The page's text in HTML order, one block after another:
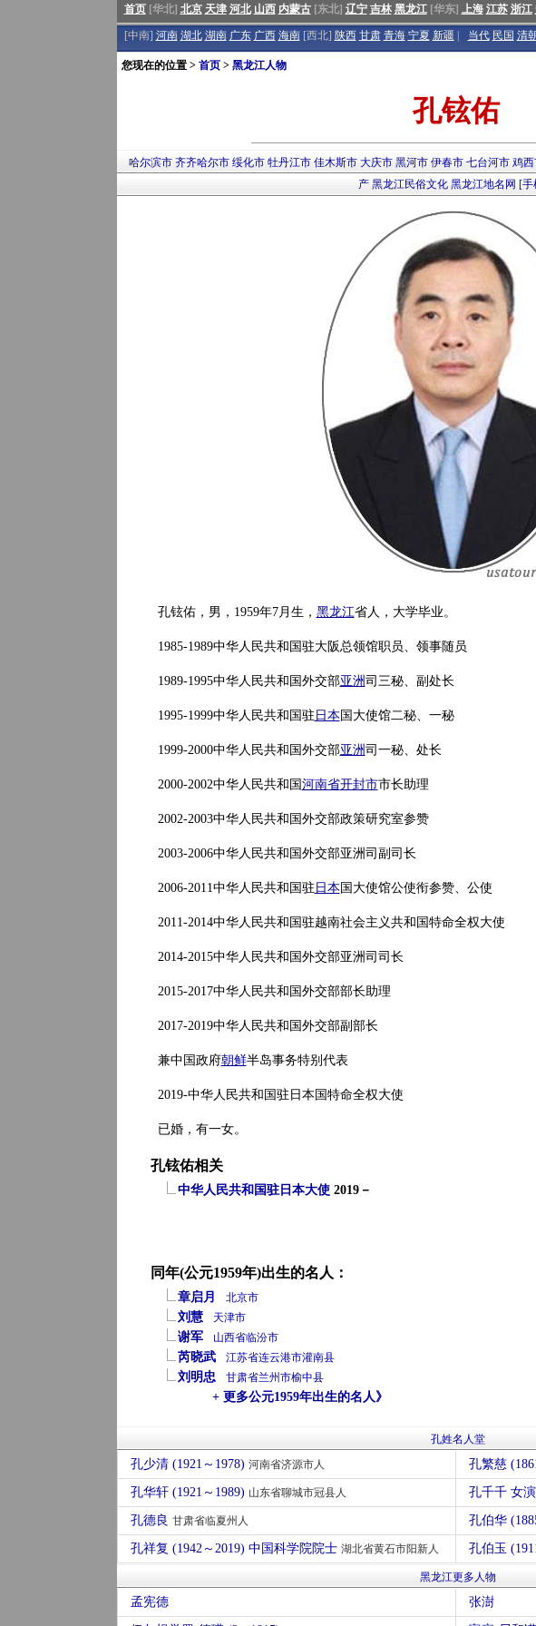
首页[华北] 北京 天津 河北 山西 内蒙古[东北] 辽宁 吉林 黑龙江[华东] 上海 江苏 浙江
[中南] 河南 湖北 湖南 广东 广西 海南[西北] 陕西 甘肃 青海 宁夏 新疆 当代 民国 清朝
您现在的位置 > 首页> 黑龙江人物
孔铉佑
哈尔滨市 齐齐哈尔市 绥化市 牡丹江市 佳木斯市 大庆市 黑河市 伊春市 七台河市 鸡
产 黑龙江民俗文化 黑龙江地名网 [手
孔铉佑，男，1959年7月生， 黑龙江省人，大学毕业。
1985-1989中华人民共和国驻大阪总领馆职员、领事随员
1989-1995中华人民共和国外交部亚洲司三秘、副处长
1995-1999中华人民共和国驻 日本 国大使馆二秘、一秘
1999-2000中华人民共和国外交部亚洲司一秘、处长
2000-2002中华人民共和国 河南省开封市市长助理
2002-2003中华人民共和国外交部政策研究室参赞
2003-2006中华人民共和国外交部亚洲司副司长
2006-2011中华人民共和国驻 日本 国大使馆公使衔参赞、公使
2011-2014中华人民共和国驻越南社会主义共和国特命全权大使
2014-2015中华人民共和国外交部亚洲司司长
2015-2017中华人民共和国外交部部长助理
2017-2019中华人民共和国外交部副部长
兼中国政府朝鲜半岛事务特别代表
2019-中华人民共和国驻日本国特命全权大使
已婚，有一女。
孔铉佑相关
中华人民共和国驻日本大使2019－
同年(公元1959年)出生的名人：
章启月 北京市
刘慧 天津市
谢军 山西省临汾市
芮晓武 江苏省连云港市灌南县
刘明忠 甘肃省兰州市榆中县
+ 更多公元1959年出生的名人》
孔姓名人堂
孔少清 (1921～1978) 河南省济源市人 孔繁慈
孔华轩 (1921～1989) 山东省聊城市冠县人 孔千千 女
孔德良 甘肃省临夏州人 孔伯华
孔祥复 (1942～2019) 中国科学院院士 湖北省黄石市阳新人 孔伯玉
黑龙江更多人物
孟宪德 张澍